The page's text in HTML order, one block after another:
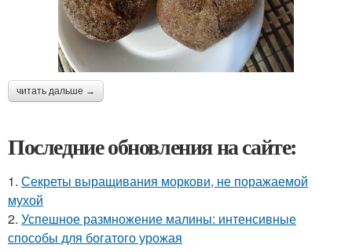
читать дальше →
Последние обновления на сайте:
1. Секреты выращивания моркови, не поражаемой
мухой
2. Успешное размножение малины: интенсивные
способы для богатого урожая